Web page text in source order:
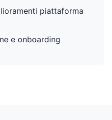
piattaforma
e onboarding